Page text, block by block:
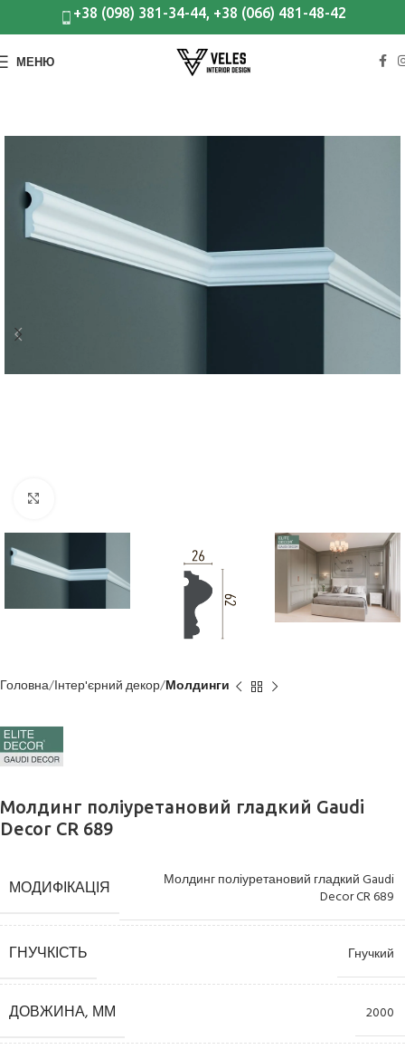
+38 (098) 381-34-44, +38 (066) 481-48-42
МЕНЮ
Головна Інтер'єрний декор Молдинги
Молдинг поліуретановий гладкий Gaudi
Decor CR 689
МОДИФІКАЦІЯ
Молдинг поліуретановий гладкий Gaudi
Decor CR 689
ГНУЧКІСТЬ Гнучкий
ДОВЖИНА, ММ 2000